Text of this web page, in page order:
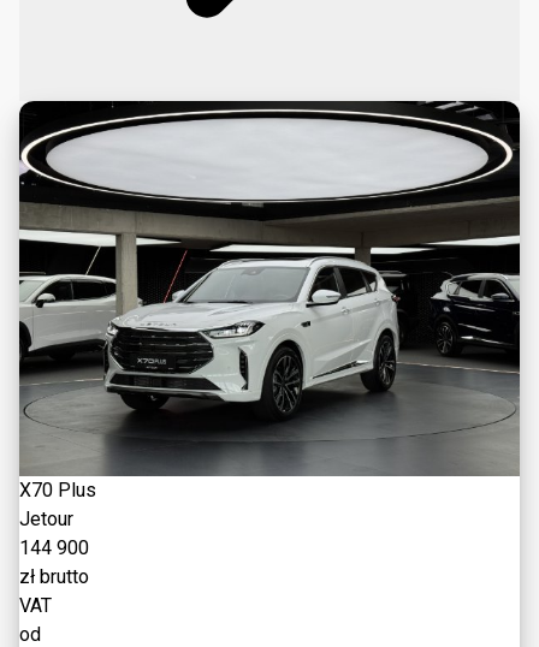
X70 Plus
Jetour
144 900
zł brutto
VAT
od